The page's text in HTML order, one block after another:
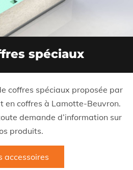
spéciaux
coffres spéciaux proposée par
en coffres à Lamotte-Beuvron.
demande d’information sur
produits.
accessoires